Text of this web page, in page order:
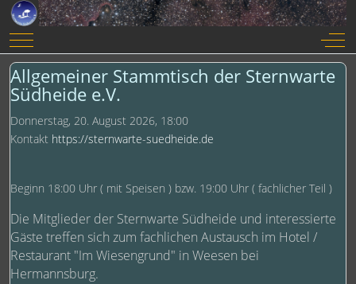
Mobile Menu Toggle Off-
Allgemeiner Stammtisch der Sternwarte
Südheide e.V.
Donnerstag, 20. August 2026, 18:00
Kontakt https://sternwarte-suedheide.de
Beginn 18:00 Uhr ( mit Speisen ) bzw. 19:00 Uhr ( fachlicher Teil )
Die Mitglieder der Sternwarte Südheide und interessierte
Gäste treffen sich zum fachlichen Austausch im Hotel /
Restaurant "Im Wiesengrund" in Weesen bei
Hermannsburg.